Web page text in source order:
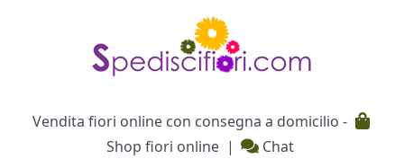
Vendita fiori online con consegna a domicilio -
Shop fiori online | Chat